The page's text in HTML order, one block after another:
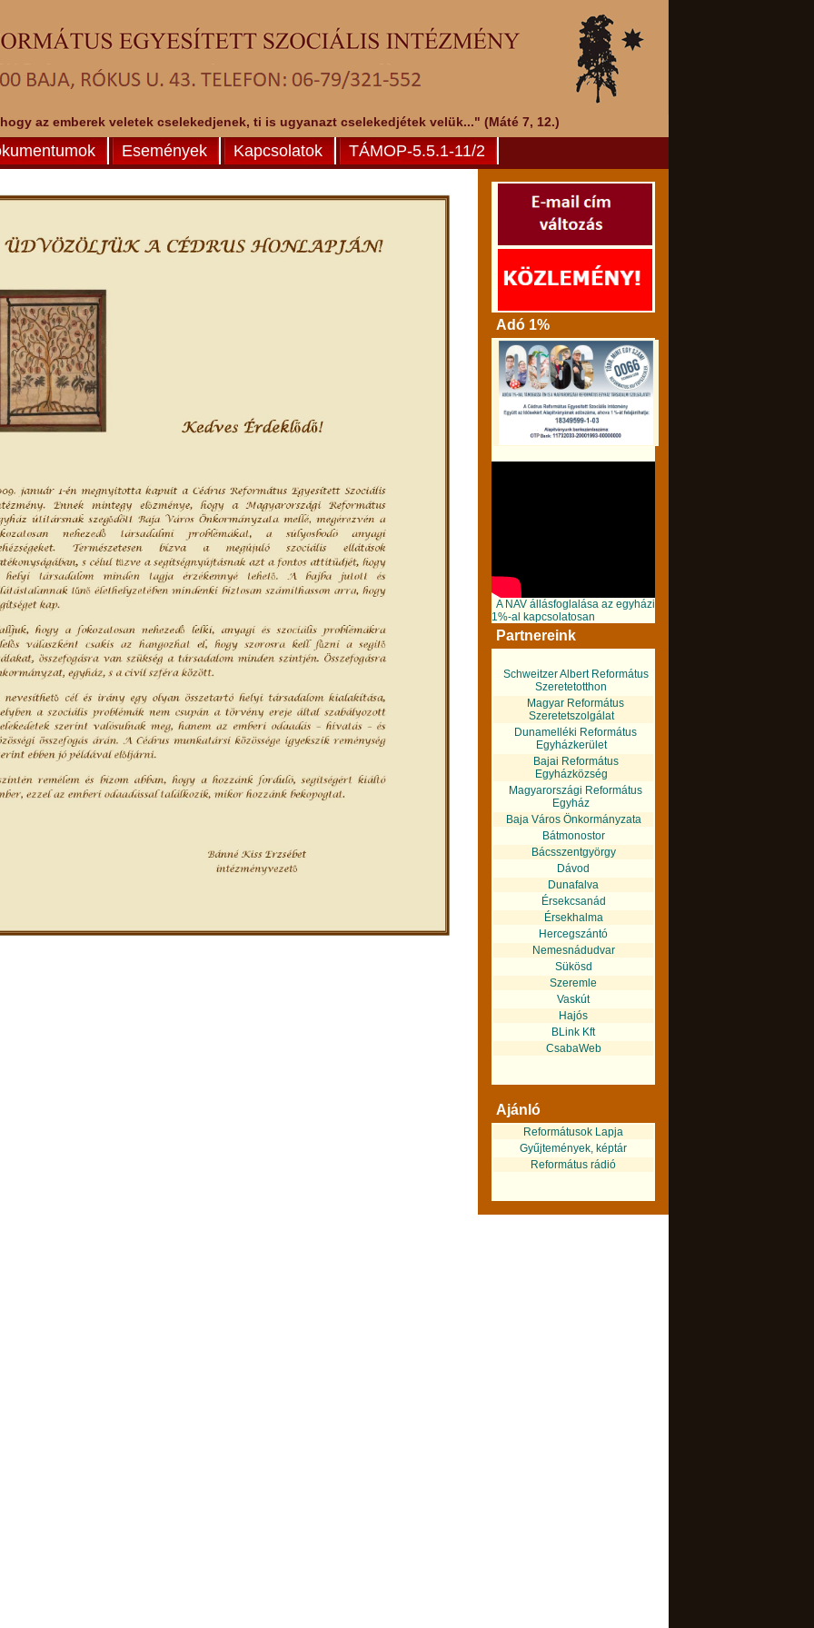
az emberek veletek cselekedjenek, ti is ugyanazt cselekedjétek velük..." (Máté 7, 12.)
Események Kapcsolatok TÁMOP-5.5.1-11/2
Adó 1%
A NAV állásfoglalása az egyházi
1%-al kapcsolatosan
Partnereink
Schweitzer Albert Református
Szeretetotthon
Magyar Református
Szeretetszolgálat
Dunamelléki Református
Egyházkerület
Bajai Református
Egyházközség
Magyarországi Református
Egyház
Baja Város Önkormányzata
Bátmonostor
Bácsszentgyörgy
Dávod
Dunafalva
Érsekcsanád
Érsekhalma
Hercegszántó
Nemesnádudvar
Sükösd
Szeremle
Vaskút
Hajós
BLink Kft
CsabaWeb
Ajánló
Reformátusok Lapja
Gyűjtemények, képtár
Református rádió